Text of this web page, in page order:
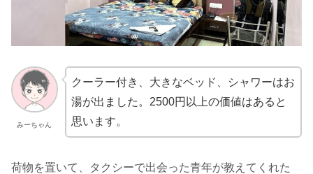
みーちゃん
クーラー付き、大きなベッド、シャワーはお
湯が出ました。2500円以上の価値はあると
思います。
荷物を置いて、タクシーで出会った青年が教えてくれた